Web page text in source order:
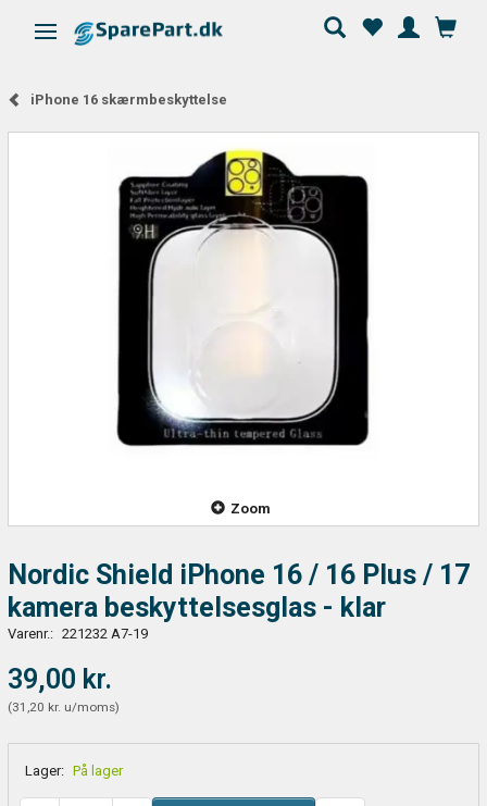
Skifte navigation
iPhone 16 skærmbeskyttelse
Zoom
Nordic Shield iPhone 16 / 16 Plus / 17
kamera beskyttelsesglas - klar
Varenr.: 221232 A7-19
39,00 kr.
(31,20 kr. u/moms)
Lager: På lager